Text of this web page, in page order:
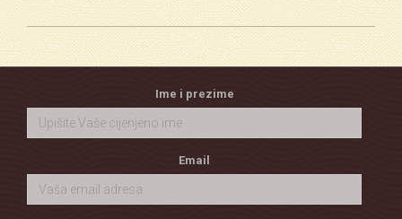
Ime i prezime
Email